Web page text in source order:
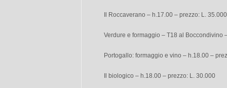
Il Roccaverano – h.17.00 – prezzo: L. 35.000
Verdure e formaggio – T18 al Boccondivino
Portogallo: formaggio e vino – h.18.00 –
Il biologico – h.18.00 – prezzo: L. 30.000